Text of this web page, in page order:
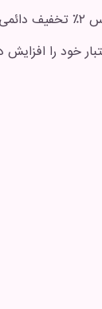
خود را افزایش